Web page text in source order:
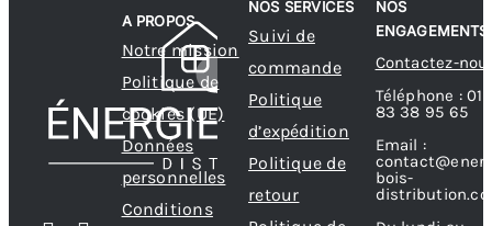
A PROPOS
Notre mission
Politique de
cookies (UE)
Données
personnelles
Conditions
NOS SERVICES
Suivi de
commande
Politique
d’expédition
Politique de
retour
NOS
ENGAGEMENTS
Contactez-
Téléphone : 01
83 38 95 65
Email :
bois-